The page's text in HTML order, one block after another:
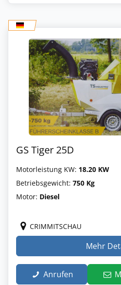
GS Tiger 25D
Motorleistung KW: 18.20 KW
Betriebsgewicht: 750 Kg
Motor: Diesel
CRIMMITSCHAU
Mehr
Anrufen